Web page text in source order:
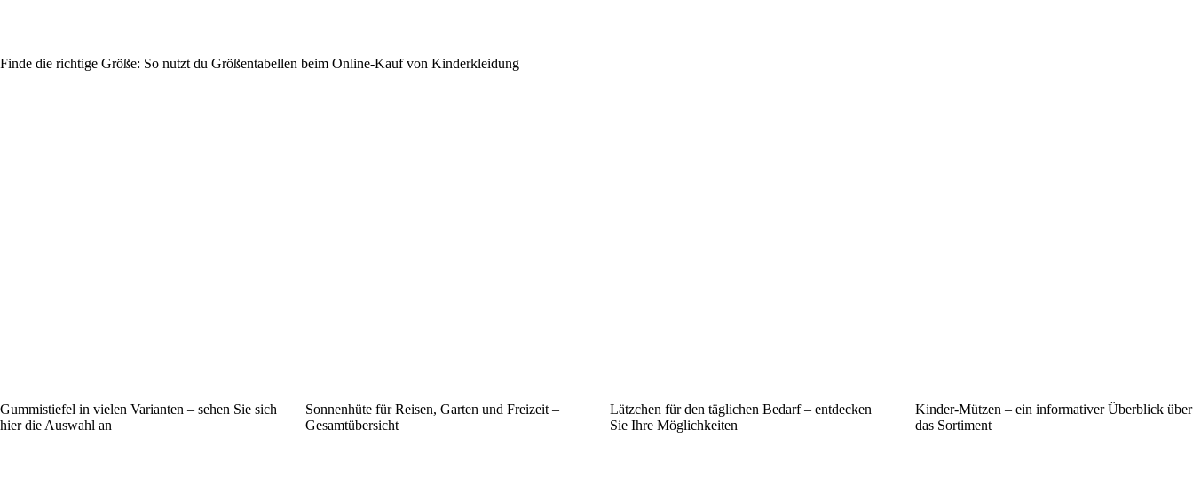
Finde die richtige Größe: So nutzt du Größentabellen beim Online-Kauf von Kinderkleidung
Gummistiefel in vielen Varianten – sehen Sie sich
hier die Auswahl an
Sonnenhüte für Reisen, Garten und Freizeit –
Gesamtübersicht
Lätzchen für den täglichen Bedarf – entdecken
Sie Ihre Möglichkeiten
Kinder-Mützen – ein informativer Überblick über
das Sortiment